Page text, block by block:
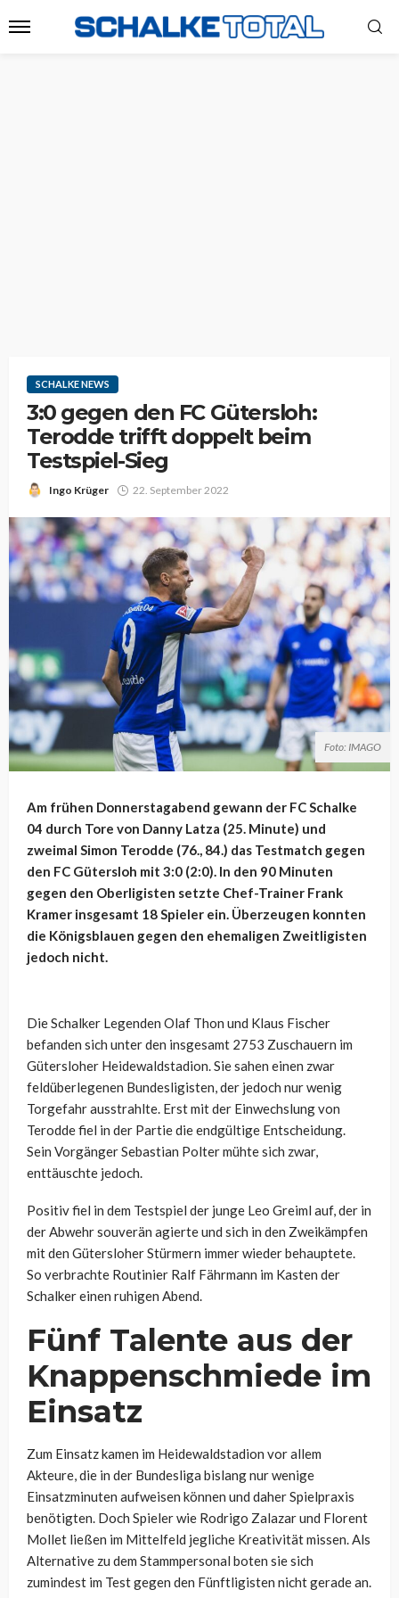
SCHALKE NEWS
3:0 gegen den FC Gütersloh:
Terodde trifft doppelt beim
Testspiel-Sieg
Ingo Krüger 22. September 2022
Foto: IMAGO
Am frühen Donnerstagabend gewann der FC Schalke
04 durch Tore von Danny Latza (25. Minute) und
zweimal Simon Terodde (76., 84.) das Testmatch gegen
den FC Gütersloh mit 3:0 (2:0). In den 90 Minuten
gegen den Oberligisten setzte Chef-Trainer Frank
Kramer insgesamt 18 Spieler ein. Überzeugen konnten
die Königsblauen gegen den ehemaligen Zweitligisten
jedoch nicht.
Die Schalker Legenden Olaf Thon und Klaus Fischer
befanden sich unter den insgesamt 2753 Zuschauern im
Gütersloher Heidewaldstadion. Sie sahen einen zwar
feldüberlegenen Bundesligisten, der jedoch nur wenig
Torgefahr ausstrahlte. Erst mit der Einwechslung von
Terodde fiel in der Partie die endgültige Entscheidung.
Sein Vorgänger Sebastian Polter mühte sich zwar,
enttäuschte jedoch.
Positiv fiel in dem Testspiel der junge Leo Greiml auf, der in
der Abwehr souverän agierte und sich in den Zweikämpfen
mit den Gütersloher Stürmern immer wieder behauptete.
So verbrachte Routinier Ralf Fährmann im Kasten der
Schalker einen ruhigen Abend.
Fünf Talente aus der
Knappenschmiede im
Einsatz
Zum Einsatz kamen im Heidewaldstadion vor allem
Akteure, die in der Bundesliga bislang nur wenige
Einsatzminuten aufweisen können und daher Spielpraxis
benötigten. Doch Spieler wie Rodrigo Zalazar und Florent
Mollet ließen im Mittelfeld jegliche Kreativität missen. Als
Alternative zu dem Stammpersonal boten sie sich
zumindest im Test gegen den Fünftligisten nicht gerade an.